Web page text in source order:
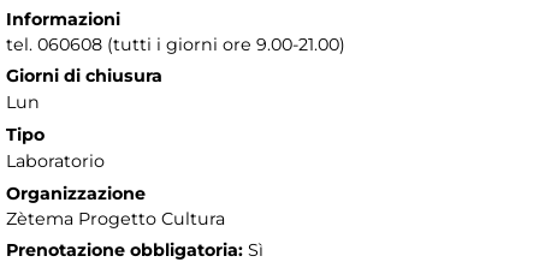
Informazioni
tel. 060608 (tutti i giorni ore 9.00-21.00)
Giorni di chiusura
Lun
Tipo
Laboratorio
Organizzazione
Zètema Progetto Cultura
Prenotazione obbligatoria: Sì